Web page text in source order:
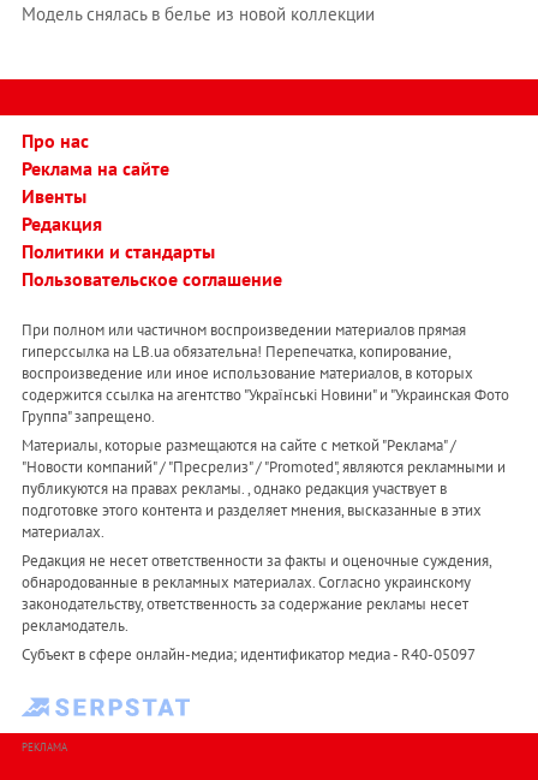
Модель снялась в белье из новой коллекции
Про нас
Реклама на сайте
Ивенты
Редакция
Политики и стандарты
Пользовательское соглашение
При полном или частичном воспроизведении материалов прямая
гиперссылка на LB.ua обязательна! Перепечатка, копирование,
воспроизведение или иное использование материалов, в которых
содержится ссылка на агентство "Українськi Новини" и "Украинская Фото
Группа" запрещено.
Материалы, которые размещаются на сайте с меткой "Реклама" /
"Новости компаний" / "Пресрелиз" / "Promoted", являются рекламными и
публикуются на правах рекламы. , однако редакция участвует в
подготовке этого контента и разделяет мнения, высказанные в этих
материалах.
Редакция не несет ответственности за факты и оценочные суждения,
обнародованные в рекламных материалах. Согласно украинскому
законодательству, ответственность за содержание рекламы несет
рекламодатель.
Субъект в сфере онлайн-медиа; идентификатор медиа - R40-05097
РЕКЛАМА